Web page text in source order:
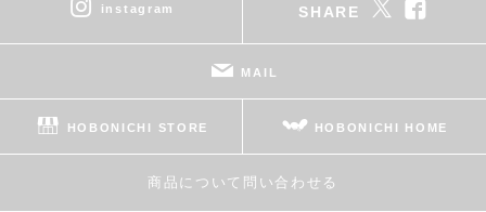
instagram SHARE
MAIL
HOBONICHI STORE HOBONICHI HOME
商品について問い合わせる